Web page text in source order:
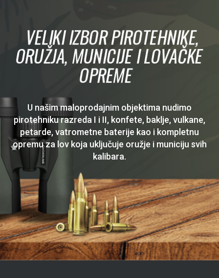
VELIKI IZBOR PIROTEHNIKE,
ORUŽJA, MUNICIJE I LOVAČKE
OPREME
U našim maloprodajnim objektima nudimo
pirotehniku razreda I i II, konfete, baklje, vulkane,
petarde, vatrometne baterije kao i kompletnu
opremu za lov koja uključuje oružje i municiju svih
kalibara.